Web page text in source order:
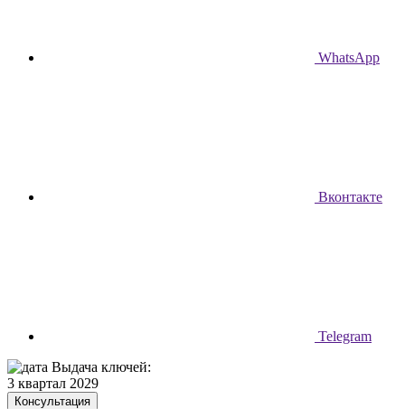
WhatsApp
Вконтакте
Telegram
Выдача ключей:
3 квартал 2029
Консультация